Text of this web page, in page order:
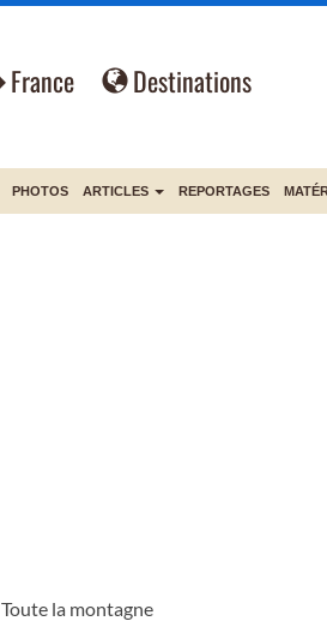
France Destinations
PHOTOS ARTICLES REPORTAGES
Toute la montagne